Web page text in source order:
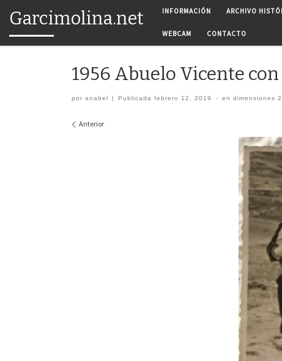
Saltar al contenido
Garcimolina.net INFORMACIÓN ARCHIVO
WEBCAM CONTACTO
1956 Abuelo Vicente
por anabel | Publicadafebrero 12, 2019 - en dimensiones
Navegación de imágenes
Anterior